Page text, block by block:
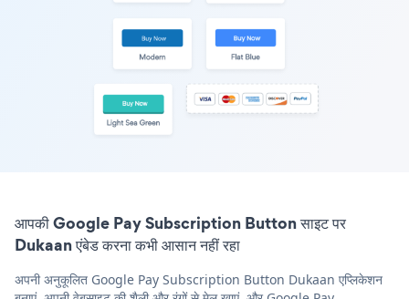
आपकी Google Pay Subscription Button साइट पर
Dukaan एंबेड करना कभी आसान नहीं रहा
अपनी अनुकूलित Google Pay Subscription Button Dukaan एप्लिकेशन